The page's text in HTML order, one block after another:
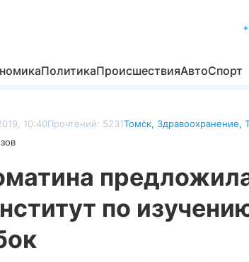
ПолитикаПроисшествияАвтоСпорт
10:40Прочтений: 5231Томск, Здравоохранение,
по